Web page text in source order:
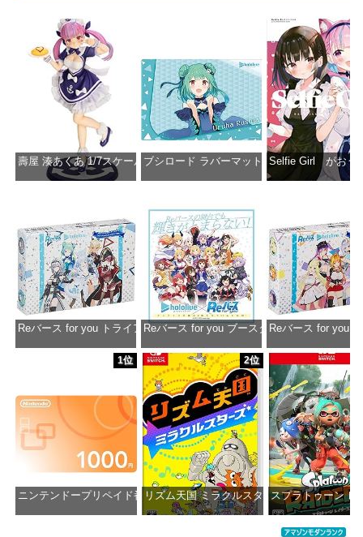
壽屋 湊あくあ 1/7スケール PVC製 塗装済み完成品フィギュア PP942
ブシロード ラバーマットコレクション
Selfie Girl がおう
Reバース for you トライアルデッキ ホロライブプロダクション ver.ホロ
価格：¥1,650
Reバース for you ブースターパック ホロライ
価格：¥2,980
Reバース for you
価格：
1位
ニンテンドープリペイド番号 1000円|オンラインコード版
2位
リズム天国 ミラクルスターズ -Switch
スプラトゥーン レ